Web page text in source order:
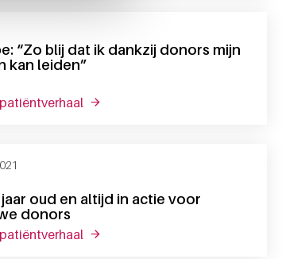
“Zo blij dat ik dankzij donors mijn
kan leiden”
patiëntverhaal over tjibbe: “zo blij dat ik dankzij
oud en altijd in actie voor
donors
patiëntverhaal over tien jaar oud en altijd in actie